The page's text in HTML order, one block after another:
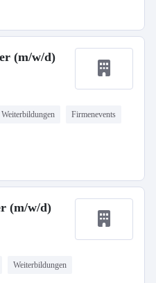
(m/w/d)
Weiterbildungen Firmenevents
(m/w/d)
Weiterbildungen